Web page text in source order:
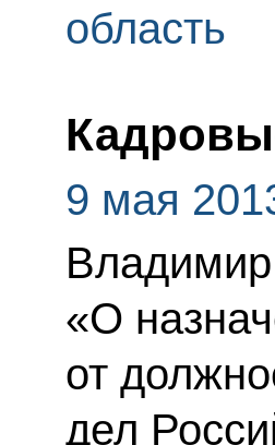
область
9 мая
«О
от
дел